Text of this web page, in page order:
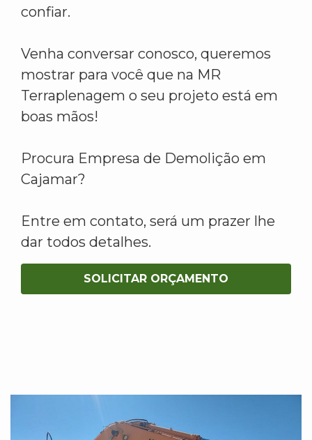
confiar.
Venha conversar conosco, queremos
mostrar para você que na MR
Terraplenagem o seu projeto está em
boas mãos!
Procura Empresa de Demolição em
Cajamar?
Entre em contato, será um prazer lhe
dar todos detalhes.
SOLICITAR ORÇAMENTO